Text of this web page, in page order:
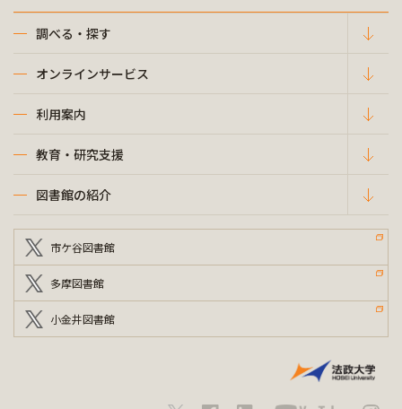
調べる・探す
オンラインサービス
利用案内
教育・研究支援
図書館の紹介
市ケ谷図書館
多摩図書館
小金井図書館